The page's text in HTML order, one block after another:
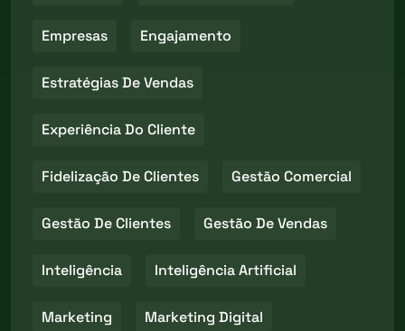
Empresas Engajamento
Estratégias De Vendas
Experiência Do Cliente
Fidelização De Clientes Gestão Comercial
Gestão De Clientes Gestão De Vendas
Inteligência Inteligência Artificial
Marketing Marketing Digital